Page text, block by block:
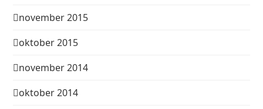
november 2015
oktober 2015
november 2014
oktober 2014